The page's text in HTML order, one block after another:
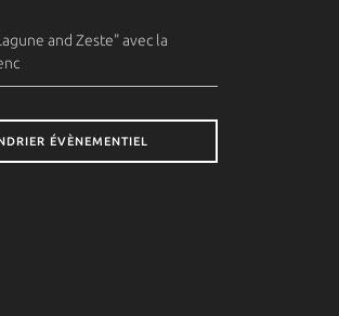
and Zeste" avec la
ÉVÈNEMENTIEL